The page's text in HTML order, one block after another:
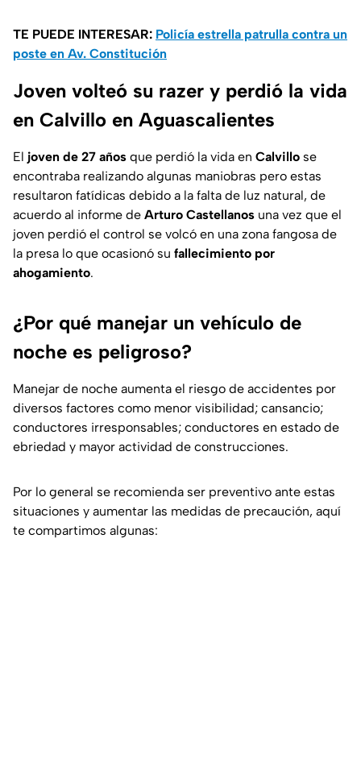
TE PUEDE INTERESAR: Policía estrella patrulla contra un
poste en Av. Constitución
Joven volteó su razer y perdió la vida
en Calvillo en Aguascalientes
El joven de 27 años que perdió la vida en Calvillo se
encontraba realizando algunas maniobras pero estas
resultaron fatídicas debido a la falta de luz natural, de
acuerdo al informe de Arturo Castellanos una vez que el
joven perdió el control se volcó en una zona fangosa de
la presa lo que ocasionó su fallecimiento por
ahogamiento.
¿Por qué manejar un vehículo de
noche es peligroso?
Manejar de noche aumenta el riesgo de accidentes por
diversos factores como menor visibilidad; cansancio;
conductores irresponsables; conductores en estado de
ebriedad y mayor actividad de construcciones.
Por lo general se recomienda ser preventivo ante estas
situaciones y aumentar las medidas de precaución, aquí
te compartimos algunas: